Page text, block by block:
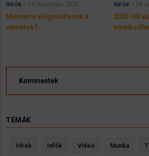
INFÓK 19 November 2025
Mennyire elégedetlenek a
németek?
INFÓK 29
2025-től
Kommentek
TÉMÁK
Hírek Infók Videó Munka